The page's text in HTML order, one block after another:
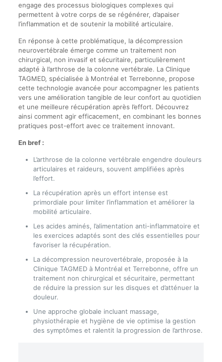
engage des processus biologiques complexes qui
permettent à votre corps de se régénérer, d’apaiser
l’inflammation et de soutenir la mobilité articulaire.
En réponse à cette problématique, la décompression
neurovertébrale émerge comme un traitement non
chirurgical, non invasif et sécuritaire, particulièrement
adapté à l’arthrose de la colonne vertébrale. La Clinique
TAGMED, spécialisée à Montréal et Terrebonne, propose
cette technologie avancée pour accompagner les patients
vers une amélioration tangible de leur confort au quotidien
et une meilleure récupération après l’effort. Découvrez
ainsi comment agir efficacement, en combinant les bonnes
pratiques post-effort avec ce traitement innovant.
En bref :
L’arthrose de la colonne vertébrale engendre douleurs
articulaires et raideurs, souvent amplifiées après
l’effort.
La récupération après un effort intense est
primordiale pour limiter l’inflammation et améliorer la
mobilité articulaire.
Les acides aminés, l’alimentation anti-inflammatoire et
les exercices adaptés sont des clés essentielles pour
favoriser la récupération.
La décompression neurovertébrale, proposée à la
Clinique TAGMED à Montréal et Terrebonne, offre un
traitement non chirurgical et sécuritaire, permettant
de réduire la pression sur les disques et d’atténuer la
douleur.
Une approche globale incluant massage,
physiothérapie et hygiène de vie optimise la gestion
des symptômes et ralentit la progression de l’arthrose.